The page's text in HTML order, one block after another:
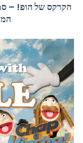
הקרקס של הופ! –